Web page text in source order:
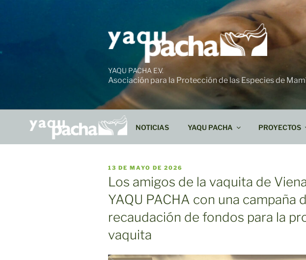
YAQU PACHA E.V.
Asociación para la Protección de las Especies de
NOTICIAS YAQU PACHA PROYECTOS
PUBLICADO
EL
13 DE MAYO DE 2026
Los amigos de la vaquita de
YAQU PACHA con una campaña
recaudación de fondos para la
vaquita